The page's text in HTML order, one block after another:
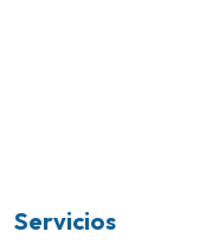
Servicios